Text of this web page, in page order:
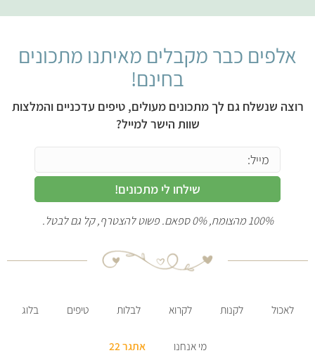
אלפים כבר מקבלים מאיתנו מתכונים
בחינם!
רוצה שנשלח גם לך מתכונים מעולים, טיפים עדכניים והמלצות
שוות הישר למייל?
שילחו לי מתכונים!
100% מהצומח, 0% ספאם. פשוט להצטרף, קל גם לבטל.
לאכול לקנות לקרוא לבלות טיפים בלוג
מי אנחנו אתגר 22